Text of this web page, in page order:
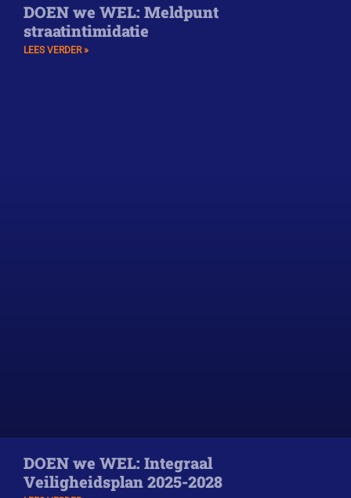
DOEN we WEL: Meldpunt
straatintimidatie
LEES VERDER »
DOEN we WEL: Integraal
Veiligheidsplan 2025-2028